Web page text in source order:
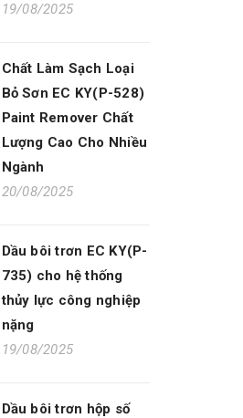
19/08/2025
Chất Làm Sạch Loại
Bỏ Sơn EC KY(P-528)
Paint Remover Chất
Lượng Cao Cho Nhiều
Ngành
20/08/2025
Dầu bôi trơn EC KY(P-
735) cho hệ thống
thủy lực công nghiệp
nặng
19/08/2025
Dầu bôi trơn hộp số